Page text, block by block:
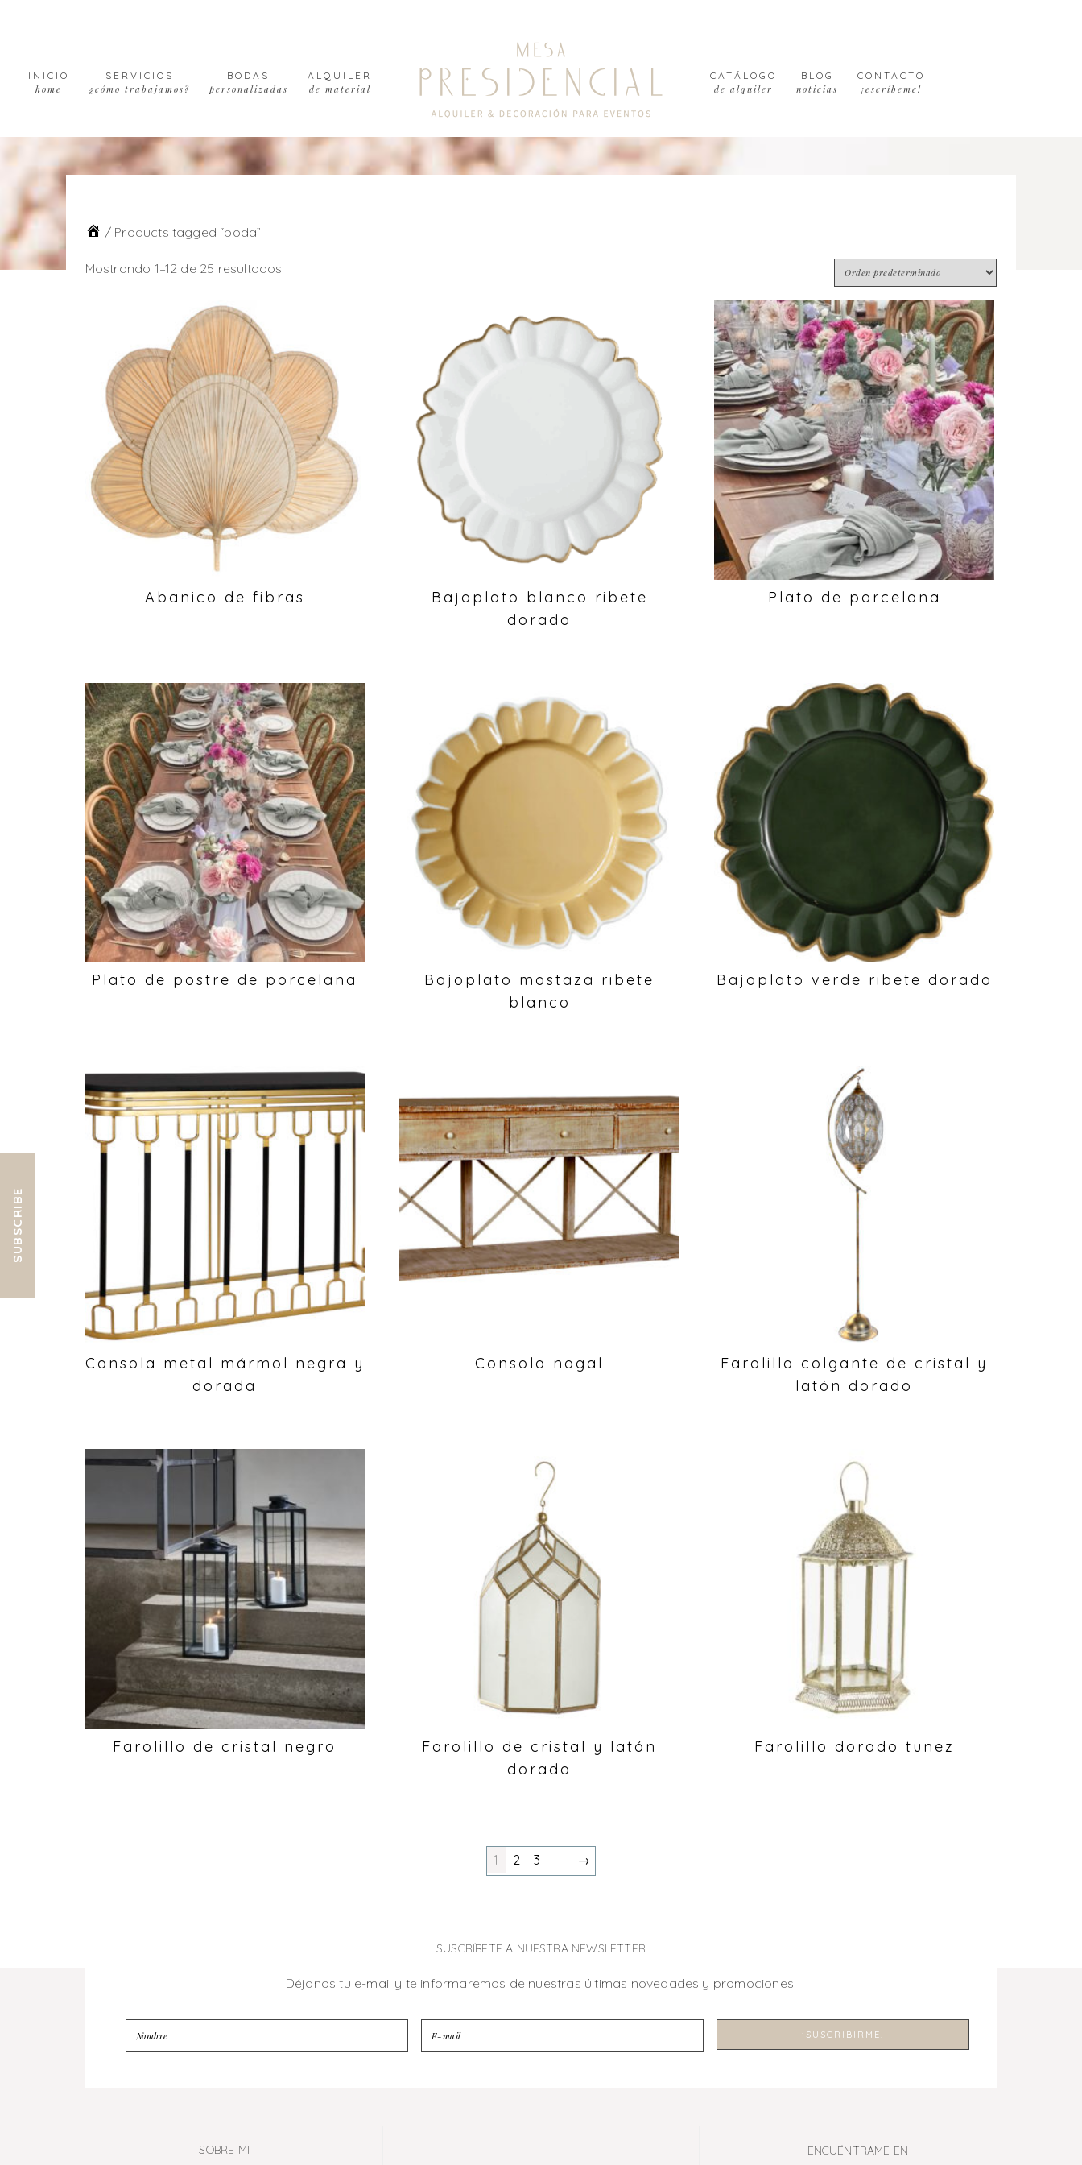
navigation
contentINICIO
home
SERVICIOS
¿cómo trabajamos?
BODAS
personalizadas
ALQUILER
de material
CATÁLOGO
de alquiler
BLOG
noticias
CONTACTO
¡escríbeme!
/ Products tagged “boda”
Mostrando 1–12 de 25 resultados
Abanico de fibras
Bajoplato blanco ribete
dorado
Plato de porcelana
Plato de postre de porcelana
Bajoplato mostaza ribete
blanco
Bajoplato verde ribete dorado
Consola metal mármol negra y
dorada
Consola nogal
Farolillo colgante de cristal y
latón dorado
Farolillo de cristal negro
Farolillo de cristal y latón
dorado
Farolillo dorado tunez
1 2 3 →
SUSCRÍBETE A NUESTRA NEWSLETTER
Déjanos tu e-mail y te informaremos de nuestras últimas novedades y promociones.
SOBRE MI ENCUÉNTRAME EN
SUBSCRIBE